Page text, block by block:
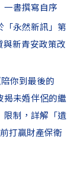
一書撰寫自序
「永然新訊」第
新青安政策改
你到最後的
揭未婚伴侶的繼
限制，詳解「遺
打贏財產保衛